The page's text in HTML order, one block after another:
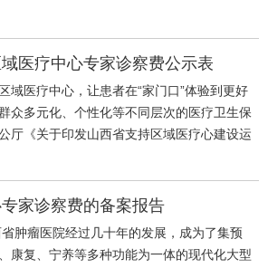
医疗中心专家诊察费公示表
域医疗中心，让患者在“家门口”体验到更好
众多元化、个性化等不同层次的医疗卫生保
厅《关于印发山西省支持区域医疗心建设运
家诊察费的备案报告
肿瘤医院经过几十年的发展，成为了集预
康复、宁养等多种功能为一体的现代化大型